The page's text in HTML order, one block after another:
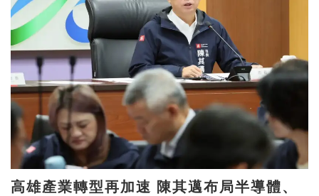
高雄產業轉型再加速 陳其邁布局半導體、